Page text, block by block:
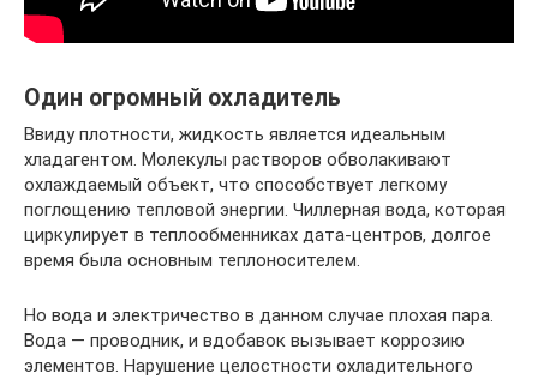
Один огромный охладитель
Ввиду плотности, жидкость является идеальным
хладагентом. Молекулы растворов обволакивают
охлаждаемый объект, что способствует легкому
поглощению тепловой энергии. Чиллерная вода, которая
циркулирует в теплообменниках дата-центров, долгое
время была основным теплоносителем.
Но вода и электричество в данном случае плохая пара.
Вода — проводник, и вдобавок вызывает коррозию
элементов. Нарушение целостности охладительного